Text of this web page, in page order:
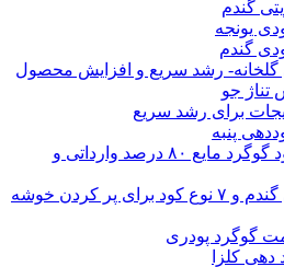
گندم
یونجه
گندم
گلخانه- رشد سریع و افزایش محصول
تناژ جو
برای رشد سریع
پنبه
قیمت بهترین کود گوگرد مایع ۸۰ درصد وارداتی و
بهترین کود برای گندم و ۷ نوع کود برای پر کردن خوشه
گوگرد پودری
دهی کلزا